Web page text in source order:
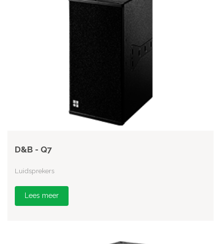
D&B - Q7
Luidsprekers
Lees meer